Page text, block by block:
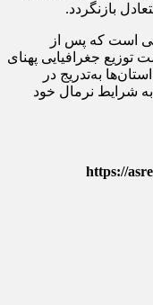
بازنگردد.
است که پس از
توزیع جغرافیایی پهنای
به‌تدریج در
به شرایط نرمال خود
https://